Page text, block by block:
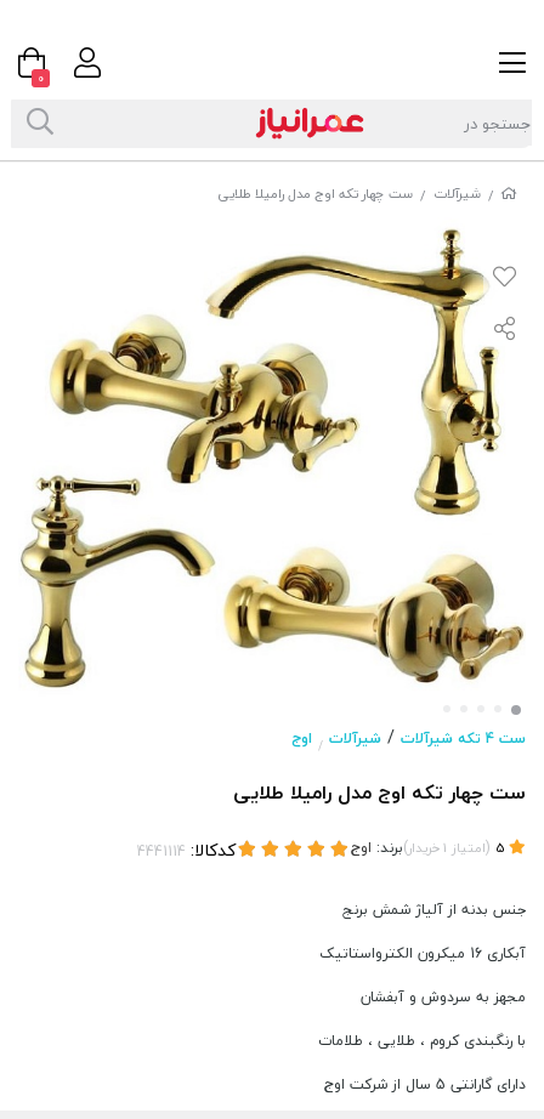
/ شیرآلات / ست چهار تکه اوج مدل رامیلا طلایی
ست 4 تکه شیرآلات / شیرآلات / اوج
ست چهار تکه اوج مدل رامیلا طلایی
(امتیاز 1خریدار)برند: اوج کدکالا:
جنس بدنه از آلیاژ شمش برنج
آبکاری 16 میکرون الکترواستاتیک
مجهز به سردوش و آبفشان
با رنگبندی کروم ، طلایی ، طلامات
دارای گارانتی 5 سال از شرکت اوج
0